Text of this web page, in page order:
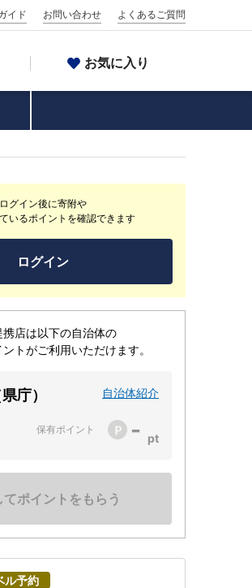
イド お問い合わせ よくあるご質問
お気に入り
ログイン後に寄附や
いるポイントを確認できます
ログイン
携店は以下の自治体の
ントがご利用いただけます。
庁） 自治体紹介
保有ポイント -
てポイントをもらう
ル予約